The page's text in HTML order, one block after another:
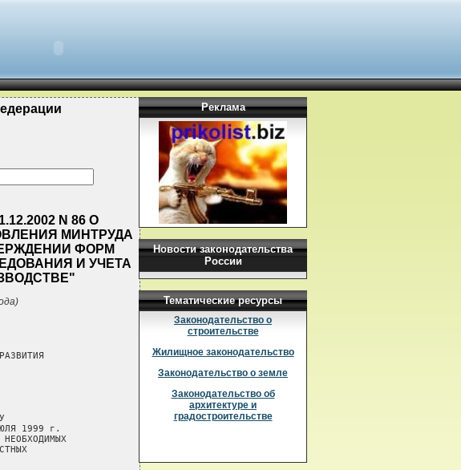
N 86 О
МИНТРУДА
ФОРМ
И УЧЕТА
1999 г.
НЕОБХОДИМЫХ
Реклама
Новости законодательства
России
Тематические ресурсы
Законодательство о
строительстве
Жилищное законодательство
Законодательство о земле
Законодательство об
архитектуре и
градостроительстве